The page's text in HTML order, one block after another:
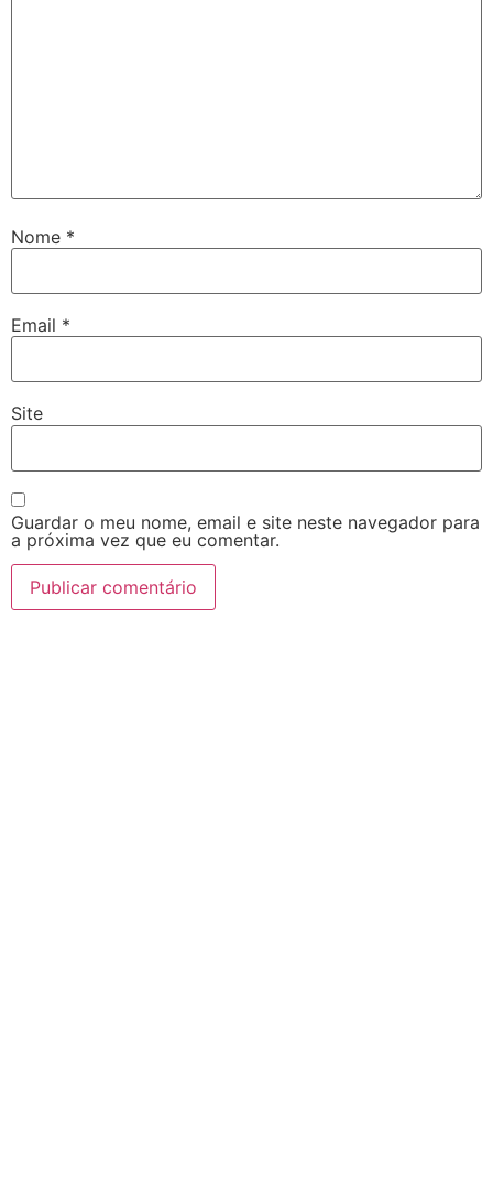
Nome *
Email *
Site
Guardar o meu nome, email e site neste navegador para
a próxima vez que eu comentar.